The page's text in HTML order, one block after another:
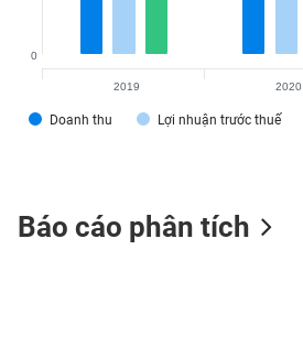
Doanh thu Lợi nhuận trước thuế
0
2019 2020
Báo cáo phân tích
DÙNG